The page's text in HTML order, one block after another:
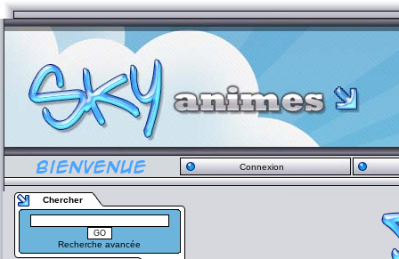
Connexion
Chercher
Recherche avancée